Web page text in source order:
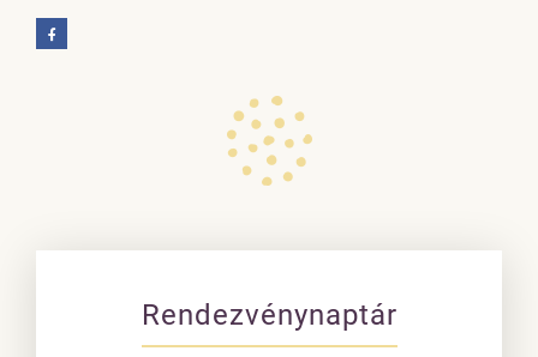
Rendezvénynaptár